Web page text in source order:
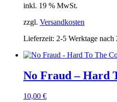
inkl. 19 % MwSt.
zzgl. Versandkosten
Lieferzeit: 2-5 Werktage
No Fraud – Hard
10,00 €